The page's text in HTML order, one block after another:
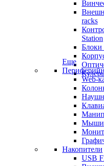
racks
Station
Блоки
Еще
Web-
Мыши
Накопители
USB